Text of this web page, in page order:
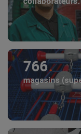
766
magasins